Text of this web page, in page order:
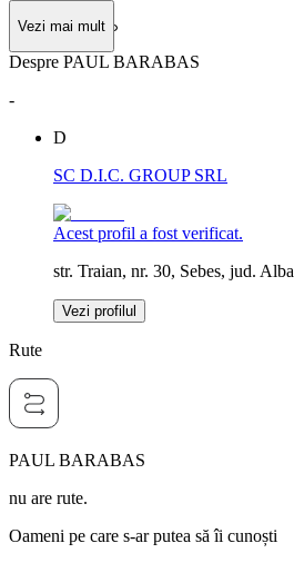
Vezi mai mult
Despre PAUL BARABAS
-
D
SC D.I.C. GROUP SRL
Acest profil a fost verificat.
str. Traian, nr. 30, Sebes, jud. Alba
Vezi profilul
Rute
PAUL BARABAS
nu are rute.
Oameni pe care s-ar putea să îi cunoști